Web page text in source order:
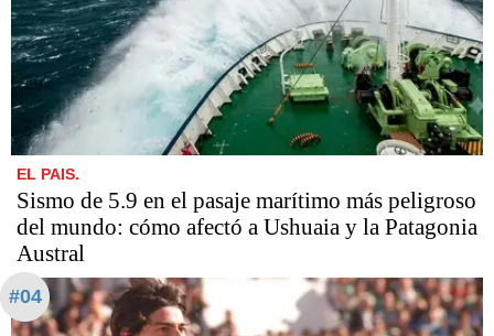
EL PAIS.
Sismo de 5.9 en el pasaje marítimo más peligroso
del mundo: cómo afectó a Ushuaia y la Patagonia
Austral
#04